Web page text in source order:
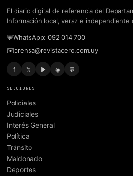
El diario digital de referencia del
Información local, veraz e independiente
💬WhatsApp: 092 014 700
✉️prensa@revistacero.com.uy
f 𝕏 ▶ ◉ 💬
SECCIONES
Policiales
Judiciales
Interés General
Política
Tránsito
Maldonado
Deportes